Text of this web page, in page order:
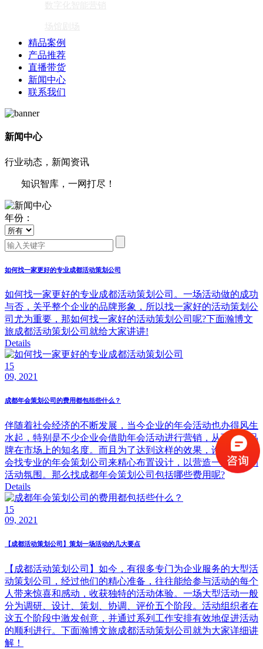
精品案例
产品推荐
直播带货
新闻中心
联系我们
新闻中心
行业动态，新闻资讯
知识智库，一网打尽！
年份：
如何找一家更好的专业成都活动策划公司
如何找一家更好的专业成都活动策划公司。一场活动做的成功
与否，关乎整个企业的品牌形象，所以找一家好的活动策划公
司尤为重要，那如何找一家好的活动策划公司呢?下面瀚博文
旅成都活动策划公司就给大家讲讲!
Details
15
09, 2021
成都年会策划公司的费用都包括些什么？
伴随着社会经济的不断发展，当今企业的年会活动也办得风生
水起，特别是不少企业会借助年会活动进行营销，从而提升品
牌在市场上的知名度。而且为了达到这样的效果，许多企业都
会找专业的年会策划公司来精心布置设计，以营造一个良好的
活动氛围。那么找成都年会策划公司包括哪些费用呢?
Details
15
09, 2021
【成都活动策划公司】策划一场活动的几大要点
【成都活动策划公司】如今，有很多专门为企业服务的大型活
动策划公司，经过他们的精心准备，往往能给参与活动的每个
人带来惊喜和感动，收获独特的活动体验。一场大型活动一般
分为调研、设计、策划、协调、评价五个阶段。活动组织者在
这五个阶段中激发创意，并通过系列工作安排有效地促进活动
的顺利进行。下面瀚博文旅成都活动策划公司就为大家详细讲
解！